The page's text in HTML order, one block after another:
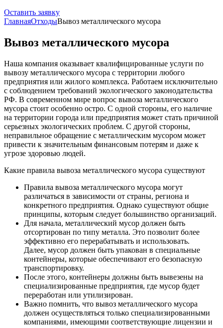
Оставить заявку
ГлавнаяОтходыВывоз металлического мусора
Вывоз металлического мусора
Наша компания оказывает квалифицированные услуги по
вывозу металлического мусора с территории любого
предприятия или жилого комплекса. Работаем исключительно
с соблюдением требований экологического законодательства
РФ. В современном мире вопрос вывоза металлического
мусора стоит особенно остро. С одной стороны, его наличие
на территории города или предприятия может стать причиной
серьезных экологических проблем. С другой стороны,
неправильное обращение с металлическим мусором может
привести к значительным финансовым потерям и даже к
угрозе здоровью людей.
Какие правила вывоза металлического мусора существуют
Правила вывоза металлического мусора могут
различаться в зависимости от страны, региона и
конкретного предприятия. Однако существуют общие
принципы, которым следует большинство организаций.
Для начала, металлический мусор должен быть
отсортирован по типу металла. Это позволит более
эффективно его перерабатывать и использовать.
Далее, мусор должен быть упакован в специальные
контейнеры, которые обеспечивают его безопасную
транспортировку.
После этого, контейнеры должны быть вывезены на
специализированные предприятия, где мусор будет
переработан или утилизирован.
Важно помнить, что вывоз металлического мусора
должен осуществляться только специализированными
компаниями, имеющими соответствующие лицензии и